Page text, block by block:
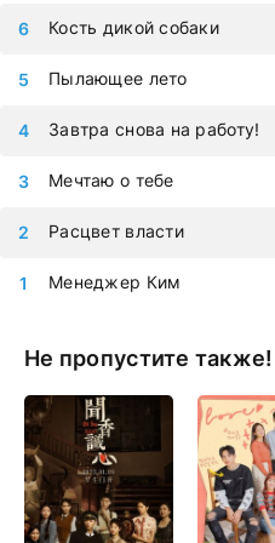
Менеджер Ким
Расцвет власти
Мечтаю о тебе
Завтра снова на работу!
Пылающее лето
Кость дикой собаки
Не пропустите также!